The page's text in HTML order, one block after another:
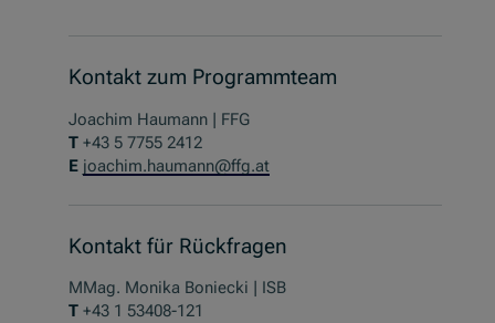
Kontakt zum Programmteam
Joachim Haumann | FFG
T+43 5 7755 2412
E joachim.haumann@ffg.at
Kontakt für Rückfragen
MMag. Monika Boniecki | ISB
T+43 1 53408-121